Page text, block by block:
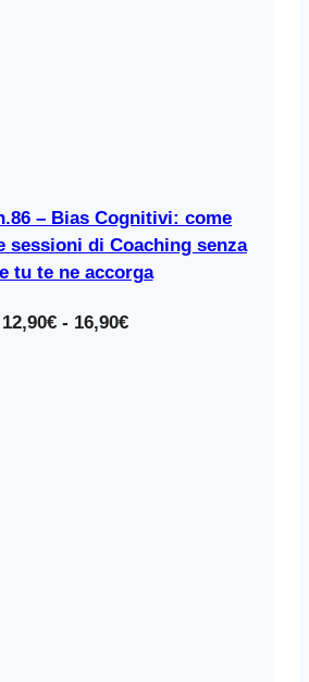
– Bias Cognitivi: come
sessioni di Coaching senza
tu te ne accorga
12,90€ - 16,90€Fascia